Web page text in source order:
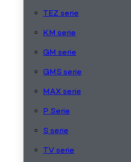
TEZ serie
KM serie
GM serie
GMS serie
MAX serie
P Serie
S serie
TV serie